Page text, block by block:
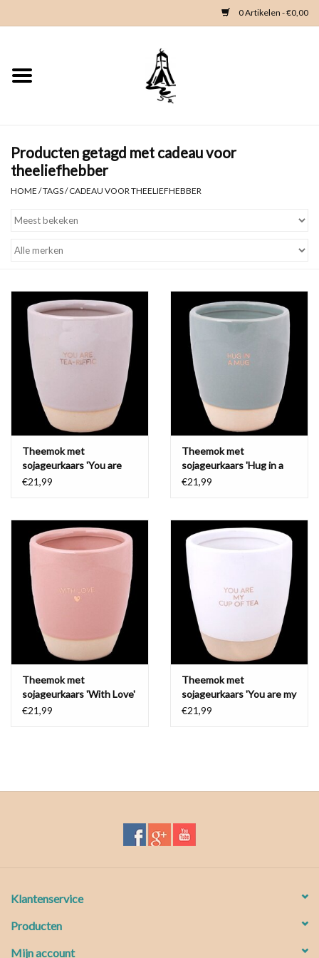
0 Artikelen - €0,00
Home
Kleding
Zeeland en Zeeuwse knop
Contact
Waterproof tassen
Nieuws
Producten getagd met cadeau voor
theeliefhebber
HOME /TAGS/CADEAU VOOR THEELIEFHEBBER
Theemok met
sojageurkaars 'You are
tea-riffic'
€21,99
Theemok met
sojageurkaars 'Hug in a
mug'
€21,99
Theemok met
sojageurkaars 'With Love'
€21,99
Theemok met
sojageurkaars 'You are my
cup of tea'
€21,99
Klantenservice
Producten
Mijn account